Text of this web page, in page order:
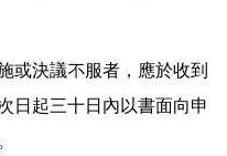
或決議不服者，應於收到
日起三十日內以書面向申